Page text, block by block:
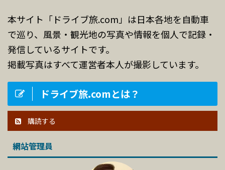
本サイト「ドライブ旅.com」は日本各地を自動車
で巡り、風景・観光地の写真や情報を個人で記録・
発信しているサイトです。
掲載写真はすべて運営者本人が撮影しています。
ドライブ旅.comとは？
購読する
網站管理員